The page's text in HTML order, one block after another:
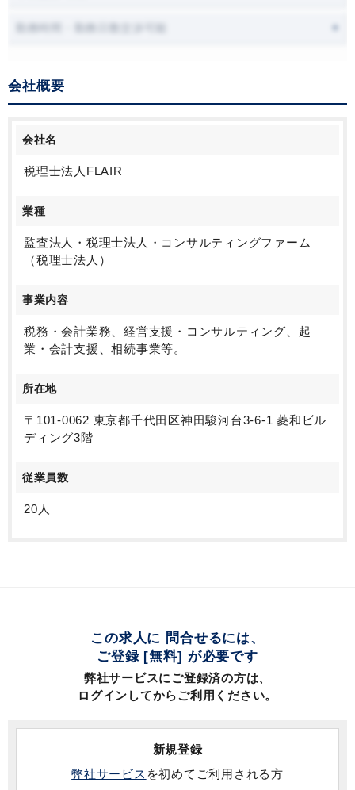
会社概要
会社名
税理士法人FLAIR
業種
監査法人・税理士法人・コンサルティングファーム
（税理士法人）
事業内容
税務・会計業務、経営支援・コンサルティング、起
業・会計支援、相続事業等。
所在地
〒101-0062 東京都千代田区神田駿河台3-6-1 菱和ビル
ディング3階
従業員数
20人
この求人に 問合せるには、
ご登録 [無料] が必要です
弊社サービスにご登録済の方は、
ログインしてからご利用ください。
新規登録
弊社サービス を初めてご利用される方